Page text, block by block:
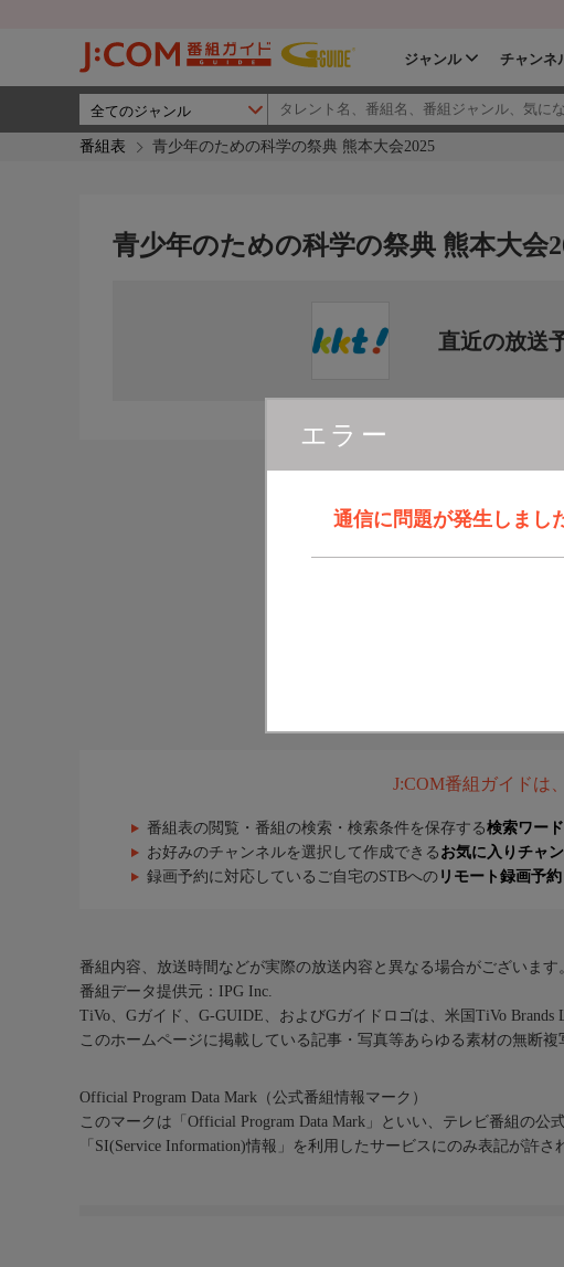
ジャンル チャンネ
番組表 青少年のための科学の祭典 熊本大会2025
エラー
通信に問題が発生しまし
青少年のための科学の祭典 熊本大会
直近の放送
J:COM番組ガイドは
番組表の閲覧・番組の検索・検索条件を保存する検索ワー
お好みのチャンネルを選択して作成できる お気に入りチャ
録画予約に対応しているご自宅のSTBへの リモート録画予約
番組内容、放送時間などが実際の放送内容と異なる場合がございます
番組データ提供元：IPG Inc.
TiVo、Gガイド、G-GUIDE、およびGガイドロゴは、米国TiVo
このホームページに掲載している記事・写真等あらゆる素材の無断複
Official Program Data Mark（公式番組情報マーク）
このマークは「Official Program Data Mark」といい、テレビ番組の公
「SI(Service Information)情報」を利用したサービスにのみ表記が許さ